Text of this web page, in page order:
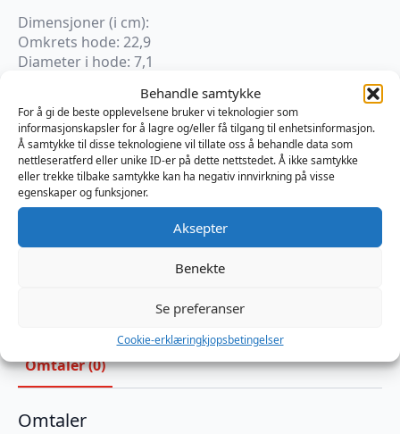
Behandle samtykke
For å gi de beste opplevelsene bruker vi teknologier som
informasjonskapsler for å lagre og/eller få tilgang til enhetsinformasjon.
Å samtykke til disse teknologiene vil tillate oss å behandle data som
nettleseratferd eller unike ID-er på dette nettstedet. Å ikke samtykke
eller trekke tilbake samtykke kan ha negativ innvirkning på visse
egenskaper og funksjoner.
Aksepter
Benekte
Se preferanser
Cookie-erklæringkjopsbetingelser
Dimensjoner (i cm):
Omkrets hode: 22,9
Diameter i hode: 7,1
Diameter på det tykkeste: 4,3
Innførbar lengde: 31
Kun 1 på lager
Legg I Handlekurv
Sexleketøy
Omtaler (0)
Omtaler